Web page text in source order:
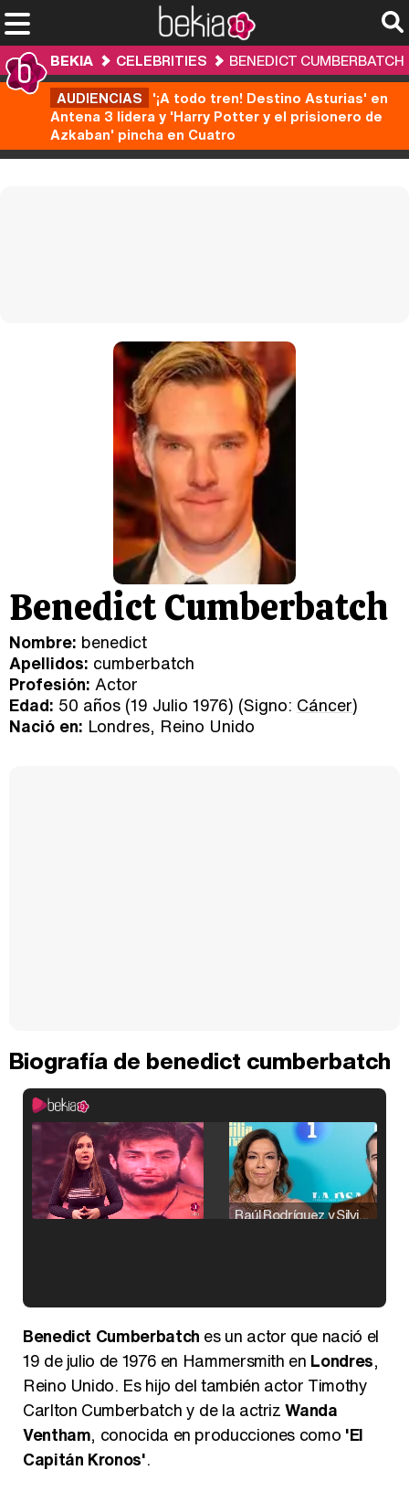
BEKIA CELEBRITIES
BENEDICT CUMBERBATCH
AUDIENCIAS '¡A todo tren! Destino Asturias' en
Antena 3 lidera y 'Harry Potter y el prisionero de
Azkaban' pincha en Cuatro
Benedict Cumberbatch
Nombre: benedict
Apellidos: cumberbatch
Profesión: Actor
Edad: 50 años (19 Julio 1976) (Signo: Cáncer)
Nació en: Londres, Reino Unido
Biografía de benedict cumberbatch
Raúl Rodríguez y Silvia Taulés nos cuentan su papel en 'La familia de la tele'
Carlota Corredera y Javier de Hoyos: "La tele tiene que representar al público también y aquí están todos los perfiles posibles&quo;
Benedict Cumberbatch es un actor que nació el
19 de julio de 1976 en Hammersmith en Londres,
Reino Unido. Es hijo del también actor Timothy
Carlton Cumberbatch y de la actrizWanda
Ventham, conocida en producciones como 'El
Capitán Kronos'.